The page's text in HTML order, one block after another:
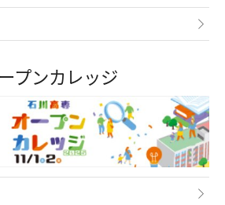
プンカレッジ